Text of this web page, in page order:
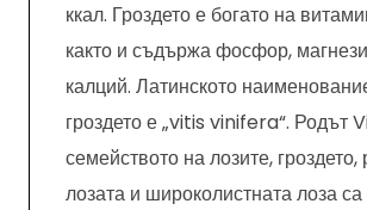
ккал. Гроздето е богато на
както и съдържа фосфор,
калций. Латинското
гроздето е „vitis vinifera“. Родът
семейството на лозите,
лозата и широколистната лоза